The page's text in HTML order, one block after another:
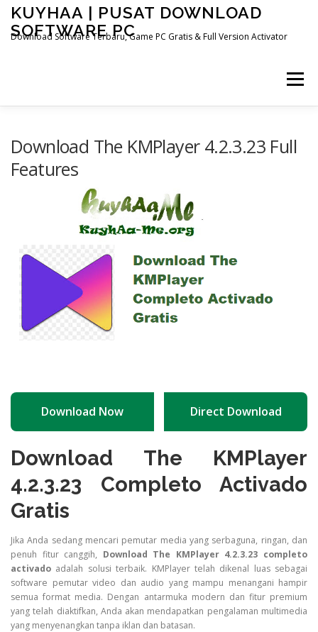
Skip
content
KUYHAA | PUSAT DOWNLOAD
SOFTWARE PC
Download Software Terbaru, Game PC Gratis & Full Version Activator
Menu
OTHER PAGES
Download The KMPlayer 4.2.3.23 Full
Features
Download Now Direct Download
Download The KMPlayer
4.2.3.23 Completo Activado
Gratis
Jika Anda sedang mencari pemutar media yang serbaguna, ringan, dan
penuh fitur canggih, Download The KMPlayer 4.2.3.23 completo
activado adalah solusi terbaik. KMPlayer telah dikenal luas sebagai
software pemutar video dan audio yang mampu menangani hampir
semua format media. Dengan antarmuka modern dan fitur premium
yang telah diaktifkan, Anda akan mendapatkan pengalaman multimedia
yang menyenangkan tanpa iklan dan batasan.